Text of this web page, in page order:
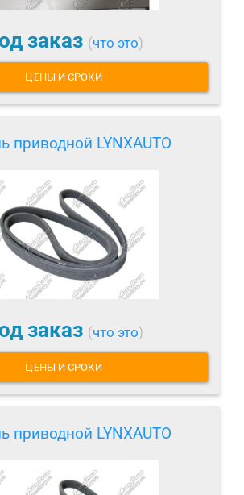
заказ (что это)
ЦЕНЫ И СРОКИ
приводной LYNXAUTO
заказ (что это)
ЦЕНЫ И СРОКИ
приводной LYNXAUTO